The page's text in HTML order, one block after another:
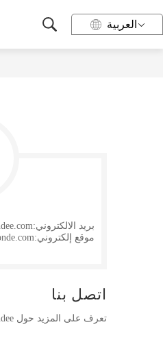
العربية
بريد الالكتروني:
موقع إلكتروني:
اتصل بنا
تعرف على المزيد حول Wondee، وإرسال الاستفسارات، أو طلب المعلومات، أو طرح الأسئلة.